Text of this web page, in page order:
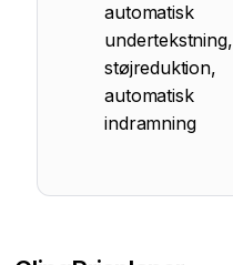
automatisk
undertekstning,
støjreduktion,
automatisk
indramning